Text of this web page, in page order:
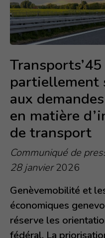
Accès aux
Gestion de l’espace
ACTIVITÉS
Actualités
Prise de positions
Etudes et analyses
À PROPOS
Qui sommes-nous?
Notre mission
Bureau
Associations membres
Contact
partiellement
aux
en matière
de transport
Communiqué de
28 janvier2026
Genèvemobilité et
économiques
réserve les